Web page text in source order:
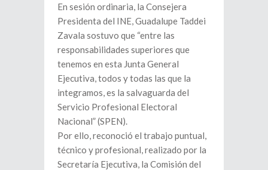
En sesión ordinaria, la Consejera
Presidenta del INE, Guadalupe Taddei
Zavala sostuvo que “entre las
responsabilidades superiores que
tenemos en esta Junta General
Ejecutiva, todos y todas las que la
integramos, es la salvaguarda del
Servicio Profesional Electoral
Nacional” (SPEN).
Por ello, reconoció el trabajo puntual,
técnico y profesional, realizado por la
Secretaría Ejecutiva, la Comisión del